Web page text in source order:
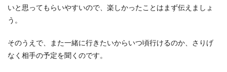
いと思ってもらいやすいので、楽しかったことはまず伝えましょ
う。
そのうえで、また一緒に行きたいからいつ頃行けるのか、さりげ
なく相手の予定を聞くのです。